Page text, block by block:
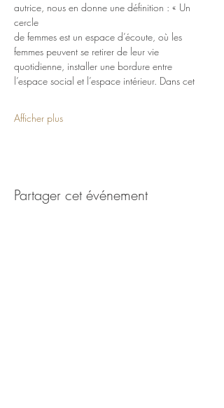
autrice, nous en donne une définition : « Un
cercle
de femmes est un espace d’écoute, où les
femmes peuvent se retirer de leur vie
quotidienne, installer une bordure entre
l’espace social et l’espace intérieur. Dans cet
Afficher plus
Partager cet événement